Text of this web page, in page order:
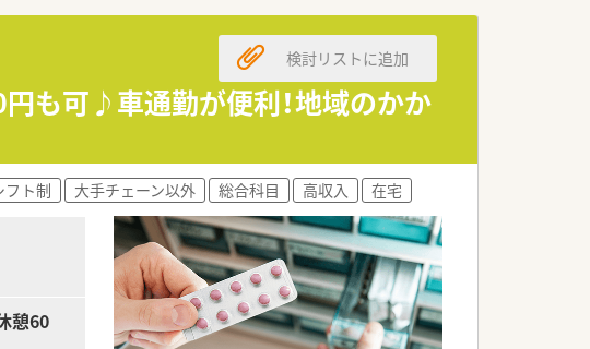
も可♪車通勤が便利！地域のかか
検討リストに追加
フト制 大手チェーン以外 総合科目 高収入 在宅
憩60